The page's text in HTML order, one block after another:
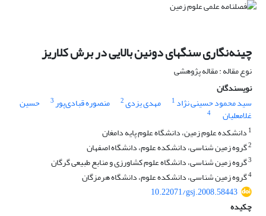
چینه‌نگاری سنگهای دونین بالایی در برش کلاریز
نوع مقاله : مقاله پژوهشی
نویسندگان
سید محمود حسینی نژاد 1 مهدی یزدی2 منصوره قبادی‌پور3 حسین
غلامعلیان
4
1 دانشکده علوم زمین، دانشگاه علوم پایه دامغان
2گروه زمین شناسی، دانشکده علوم، دانشگاه اصفهان
3گروه زمین شناسی، دانشگاه علوم کشاورزی و منابع طبیعی گرگان
4گروه زمین شناسی، دانشکده علوم، دانشگاه هرمزگان
10.22071/gsj.2008.58443
چکیده